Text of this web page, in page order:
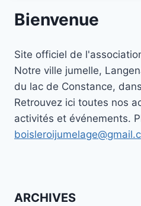
Bienvenue
Site officiel de
Notre ville jumelle,
du lac de Constance,
Retrouvez ici toutes nos
activités et
ARCHIVES